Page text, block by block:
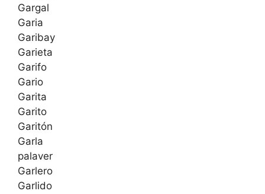
Gargal
Garia
Garibay
Garieta
Garifo
Gario
Garita
Garito
Garitón
Garla
palaver
Garlero
Garlido